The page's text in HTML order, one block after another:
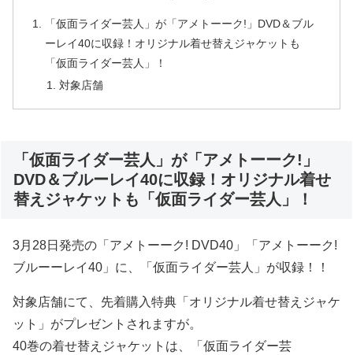
「仮面ライダー芸人」が「アメトーーク!」DVD＆ブル
ーレイ40に収録！オリジナル着せ替えジャケットも
「仮面ライダー芸人」！
対象店舗
「仮面ライダー芸人」が「アメトーーク!」
DVD＆ブルーレイ40に収録！オリジナル着せ
替えジャケットも「仮面ライダー芸人」！
3月28日発売の「アメトーーク! DVD40」「アメトーーク!
ブルーーレイ40」に、「仮面ライダー芸人」が収録！！
対象店舗にて、先着購入特典「オリジナル着せ替えジャケ
ット」がプレゼントされますが。
40巻の着せ替えジャケットは、「仮面ライダー芸